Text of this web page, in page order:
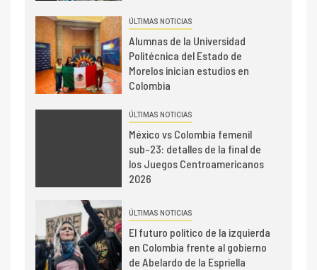
ÚLTIMAS NOTICIAS
Alumnas de la Universidad
Politécnica del Estado de
Morelos inician estudios en
Colombia
ÚLTIMAS NOTICIAS
México vs Colombia femenil
sub-23: detalles de la final de
los Juegos Centroamericanos
2026
ÚLTIMAS NOTICIAS
El futuro político de la izquierda
en Colombia frente al gobierno
de Abelardo de la Espriella